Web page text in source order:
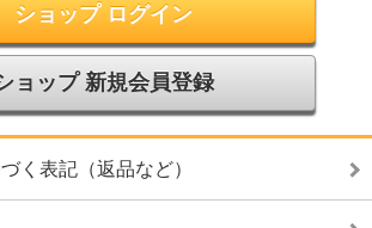
ショップ ログイン
ョップ 新規会員登録
く表記（返品など）